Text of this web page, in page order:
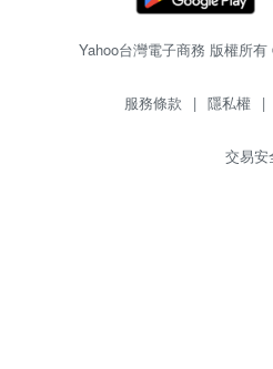
Yahoo台灣電子商務 版權所
服務條款 | 隱私權 |
交易安